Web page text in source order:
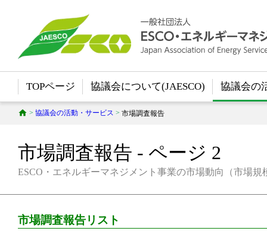
TOPページ 協議会について(JAESCO) 協議会の
> 協議会の活動・サービス > 市場調査報告
市場調査報告 - ページ 2
ESCO・エネルギーマネジメント事業の市場動向（市場
市場調査報告リスト